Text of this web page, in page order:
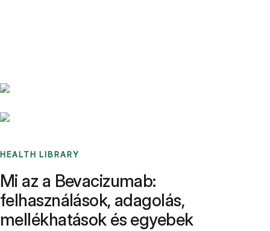
HEALTH LIBRARY
Mi az a Bevacizumab:
felhasználások, adagolás,
mellékhatások és egyebek